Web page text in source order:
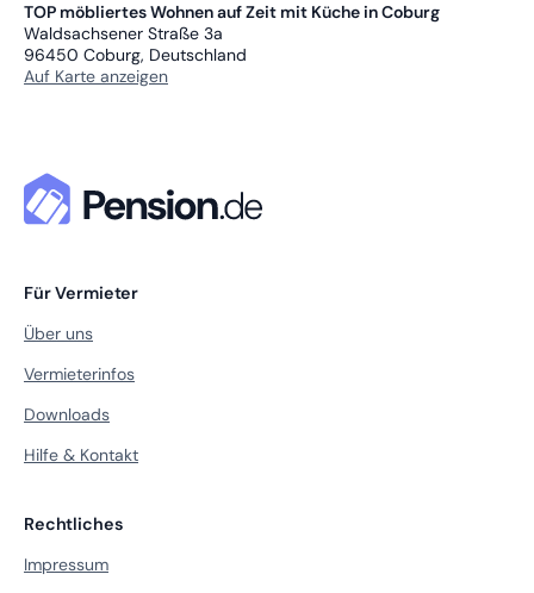
TOP möbliertes Wohnen auf Zeit mit Küche in Coburg
Waldsachsener Straße 3a
96450 Coburg, Deutschland
Auf Karte anzeigen
Für Vermieter
Über uns
Vermieterinfos
Downloads
Hilfe & Kontakt
Rechtliches
Impressum